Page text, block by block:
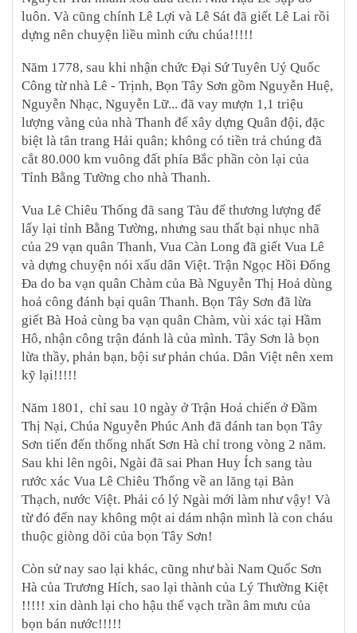
luôn. Và cũng chính Lê Lợi và Lê Sát đã giết Lê Lai rồi
dựng nên chuyện liều mình cứu chúa!!!!!
Năm 1778, sau khi nhận chức Đại Sứ Tuyên Uý Quốc
Công từ nhà Lê - Trịnh, Bọn Tây Sơn gồm Nguyễn Huệ,
Nguyễn Nhạc, Nguyễn Lữ... đã vay mượn 1,1 triệu
lượng vàng của nhà Thanh để xây dựng Quân đội, đặc
biệt là tân trang Hải quân; không có tiền trả chúng đã
cắt 80.000 km vuông đất phía Bắc phần còn lại của
Tỉnh Bằng Tường cho nhà Thanh.
Vua Lê Chiêu Thống đã sang Tàu để thương lượng để
lấy lại tỉnh Bằng Tường, nhưng sau thất bại nhục nhã
của 29 vạn quân Thanh, Vua Càn Long đã giết Vua Lê
và dựng chuyện nói xấu dân Việt. Trận Ngọc Hồi Đống
Đa do ba vạn quân Chàm của Bà Nguyễn Thị Hoả dùng
hoả công đánh bại quân Thanh. Bọn Tây Sơn đã lừa
giết Bà Hoả cùng ba vạn quân Chàm, vùi xác tại Hầm
Hô, nhận công trận đánh là của mình. Tây Sơn là bọn
lừa thầy, phản bạn, bội sư phản chúa. Dân Việt nên xem
kỹ lại!!!!!
Năm 1801, chỉ sau 10 ngày ở Trận Hoả chiến ở Đầm
Thị Nại, Chúa Nguyễn Phúc Anh đã đánh tan bọn Tây
Sơn tiến đến thống nhất Sơn Hà chỉ trong vòng 2 năm.
Sau khi lên ngôi, Ngài đã sai Phan Huy Ích sang tàu
rước xác Vua Lê Chiêu Thống về an lăng tại Bàn
Thạch, nước Việt. Phải có lý Ngài mới làm như vậy! Và
từ đó đến nay không một ai dám nhận mình là con cháu
thuộc giòng dõi của bọn Tây Sơn!
Còn sử nay sao lại khác, cũng như bài Nam Quốc Sơn
Hà của Trương Hích, sao lại thành của Lý Thường Kiệt
!!!!! xin dành lại cho hậu thế vạch trần âm mưu của
bọn bán nước!!!!!